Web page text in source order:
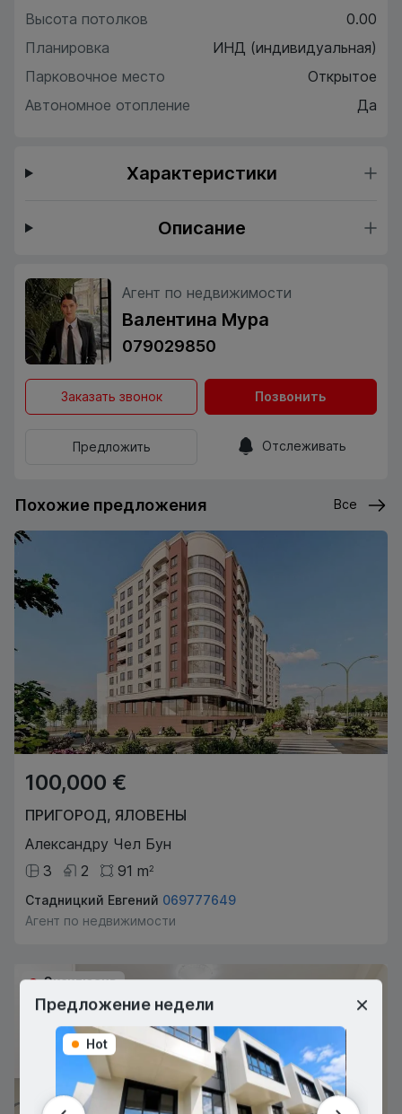
Высота потолков
0.00
Планировка
ИНД (индивидуальная)
Парковочное место
Открытое
Автономное отопление
Да
Характеристики
Описание
Агент по недвижимости
Валентина Мура
079029850
Заказать звонок Позвонить
Предложить Отслеживать
Похожие предложения Все
100,000 €
ПРИГОРОД, ЯЛОВЕНЫ
Александру Чел Бун
3
2 91 m2
Стадницкий Евгений 069777649
Агент по недвижимости
ПРОДАНО
Эксклюзив
Предложение недели
Hot